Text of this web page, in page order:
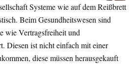
Systeme wie auf dem Reißbrett
Beim Gesundheitswesen sind
wie Vertragsfreiheit und
Diesen ist nicht einfach mit einer
diese müssen herausgekauft